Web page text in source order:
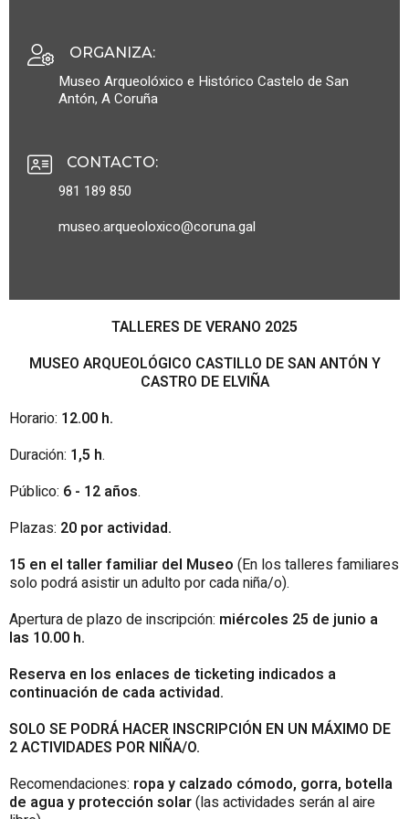
ORGANIZA:
Museo Arqueolóxico e Histórico Castelo de San
Antón, A Coruña
CONTACTO:
981 189 850
museo.arqueoloxico@coruna.gal
TALLERES DE VERANO 2025
MUSEO ARQUEOLÓGICO CASTILLO DE SAN ANTÓN Y
CASTRO DE ELVIÑA
Horario: 12.00 h.
Duración: 1,5 h.
Público: 6 - 12 años.
Plazas: 20 por actividad.
15 en el taller familiar del Museo (En los talleres familiares
solo podrá asistir un adulto por cada niña/o).
Apertura de plazo de inscripción: miércoles 25 de junio a
las 10.00 h.
Reserva en los enlaces de ticketing indicados a
continuación de cada actividad.
SOLO SE PODRÁ HACER INSCRIPCIÓN EN UN MÁXIMO DE
2 ACTIVIDADES POR NIÑA/O.
Recomendaciones: ropa y calzado cómodo, gorra, botella
de agua y protección solar(las actividades serán al aire